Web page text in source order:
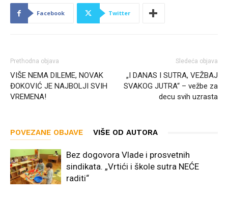
Facebook Twitter
Prethodna objava
VIŠE NEMA DILEME, NOVAK
ĐOKOVIĆ JE NAJBOLJI SVIH
VREMENA!
Sledeća objava
„I DANAS I SUTRA, VEŽBAJ
SVAKOG JUTRA“ – vežbe za
decu svih uzrasta
POVEZANE OBJAVE VIŠE OD AUTORA
Bez dogovora Vlade i prosvetnih
sindikata. „Vrtići i škole sutra NEĆE
raditi“